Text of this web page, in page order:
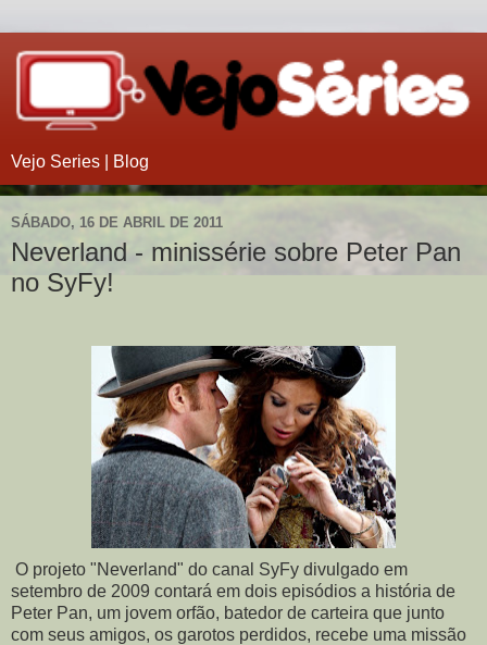
Vejo Series | Blog
SÁBADO, 16 DE ABRIL DE 2011
Neverland - minissérie sobre Peter Pan
no SyFy!
O projeto "Neverland" do canal SyFy divulgado em
setembro de 2009 contará em dois episódios a história de
Peter Pan, um jovem orfão, batedor de carteira que junto
com seus amigos, os garotos perdidos, recebe uma missão